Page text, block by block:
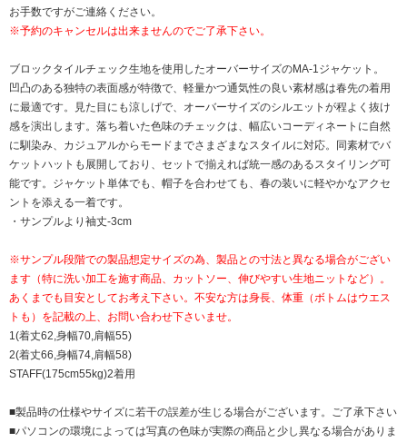
お手数ですがご連絡ください。
※予約のキャンセルは出来ませんのでご了承下さい。
ブロックタイルチェック生地を使用したオーバーサイズのMA-1ジャケット。
凹凸のある独特の表面感が特徴で、軽量かつ通気性の良い素材感は春先の着用
に最適です。見た目にも涼しげで、オーバーサイズのシルエットが程よく抜け
感を演出します。落ち着いた色味のチェックは、幅広いコーディネートに自然
に馴染み、カジュアルからモードまでさまざまなスタイルに対応。同素材でバ
ケットハットも展開しており、セットで揃えれば統一感のあるスタイリング可
能です。ジャケット単体でも、帽子を合わせても、春の装いに軽やかなアクセ
ントを添える一着です。
・サンプルより袖丈-3cm
※サンプル段階での製品想定サイズの為、製品との寸法と異なる場合がござい
ます（特に洗い加工を施す商品、カットソー、伸びやすい生地ニットなど）。
あくまでも目安としてお考え下さい。不安な方は身長、体重（ボトムはウエス
トも）を記載の上、お問い合わせ下さいませ。
1(着丈62,身幅70,肩幅55)
2(着丈66,身幅74,肩幅58)
STAFF(175cm55kg)2着用
■製品時の仕様やサイズに若干の誤差が生じる場合がございます。ご了承下さい
■パソコンの環境によっては写真の色味が実際の商品と少し異なる場合がありま